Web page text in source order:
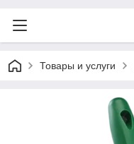
Товары и услуги